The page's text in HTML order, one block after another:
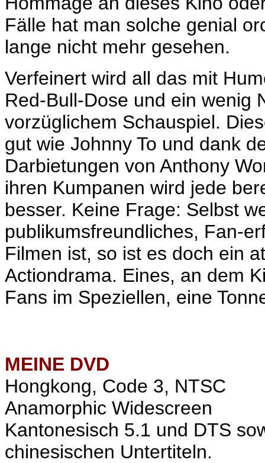
Fälle hat man solche genial
lange nicht mehr gesehen.
Verfeinert wird all das mit
Red-Bull-Dose und ein wenig
vorzüglichem Schauspiel.
gut wie Johnny To und dank
Darbietungen von Anthony
ihren Kumpanen wird jede
besser. Keine Frage: Selbst
publikumsfreundliches, Fan-
Filmen ist, so ist es doch ein
Actiondrama. Eines, an dem
Fans im Speziellen, eine
MEINE DVD
Hongkong, Code 3, NTSC
Anamorphic Widescreen
Kantonesisch 5.1 und DTS
chinesischen Untertiteln.